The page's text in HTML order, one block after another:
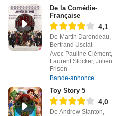
De la Comédie-
Française
4,1
De Martin Darondeau,
Bertrand Usclat
Avec Pauline Clément,
Laurent Stocker, Julien
Frison
Bande-annonce
Toy Story 5
4,0
De Andrew Stanton,